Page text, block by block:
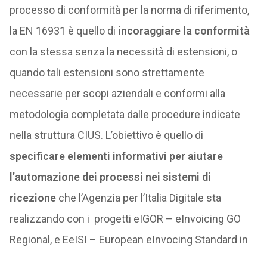
processo di conformità per la norma di riferimento,
la EN 16931 è quello di incoraggiare la conformità
con la stessa senza la necessità di estensioni, o
quando tali estensioni sono strettamente
necessarie per scopi aziendali e conformi alla
metodologia completata dalle procedure indicate
nella struttura CIUS. L’obiettivo è quello di
specificare elementi informativi per aiutare
l’automazione dei processi nei sistemi di
ricezioneche l’Agenzia per l’Italia Digitale sta
realizzando con i progetti eIGOR – eInvoicing GO
Regional, e EeISI – European eInvocing Standard in